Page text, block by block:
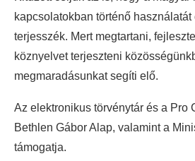
kapcsolatokban történő használatát
terjesszék. Mert megtartani,
köznyelvet terjeszteni
megmaradásunkat segíti elő.
Az elektronikus törvénytár és a Pro
Bethlen Gábor Alap, valamint a
támogatja.